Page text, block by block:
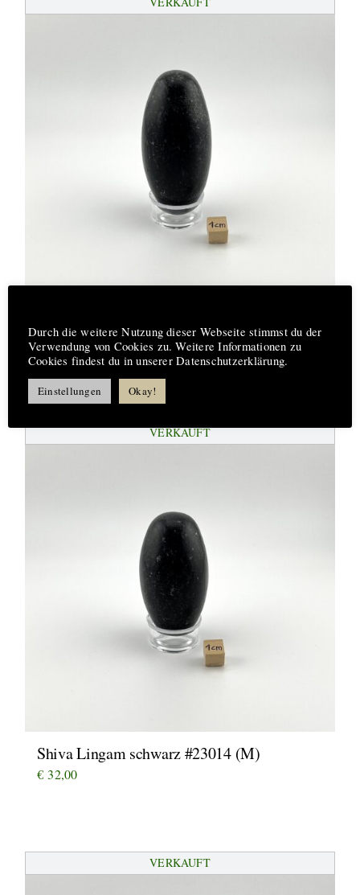
Shiva Lingam schwarz #23013 (M)
€32,00
VERKAUFT
Shiva Lingam schwarz #23014 (M)
€ 32,00
VERKAUFT
Durch die weitere Nutzung dieser Webseite stimmst du der
Verwendung von Cookies zu. Weitere Informationen zu
Cookies findest du in unserer Datenschutzerklärung.
Einstellungen Okay!